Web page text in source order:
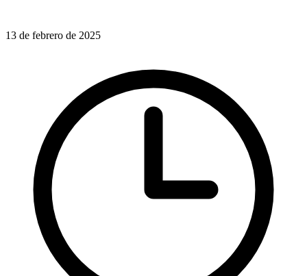
13 de febrero de 2025